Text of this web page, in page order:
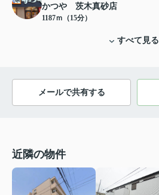
かつや 茨木真砂店
1187ｍ（15分）
すべて見る
メールで共有する
近隣の物件